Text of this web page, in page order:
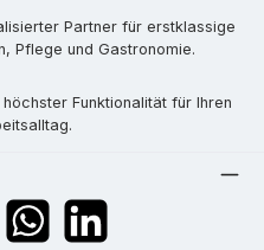
Partner für erstklassige
Pflege und Gastronomie.
Funktionalität für Ihren
WhatsApp